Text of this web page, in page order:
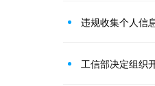
违规收集个人信
工信部决定组织